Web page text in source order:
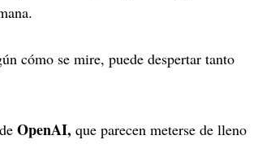
cómo se mire, puede despertar tanto
OpenAI, que parecen meterse de lleno